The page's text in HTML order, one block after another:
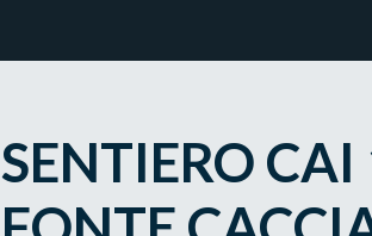
SENTIERO